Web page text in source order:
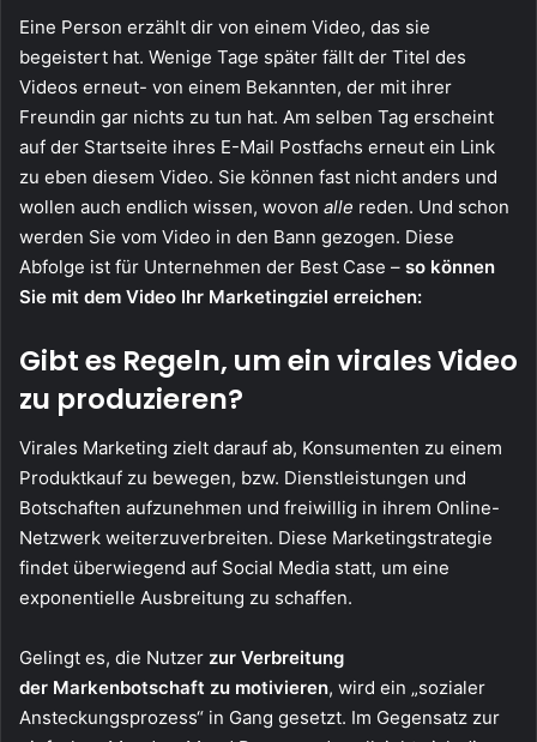
Eine Person erzählt dir von einem Video, das sie
begeistert hat. Wenige Tage später fällt der Titel des
Videos erneut- von einem Bekannten, der mit ihrer
Freundin gar nichts zu tun hat. Am selben Tag erscheint
auf der Startseite ihres E-Mail Postfachs erneut ein Link
zu eben diesem Video. Sie können fast nicht anders und
wollen auch endlich wissen, wovon alle reden. Und schon
werden Sie vom Video in den Bann gezogen. Diese
Abfolge ist für Unternehmen der Best Case – so können
Sie mit dem Video Ihr Marketingziel erreichen:
Gibt es Regeln, um einvirales Video
zu produzieren?
Virales Marketing zielt darauf ab, Konsumenten zu einem
Produktkauf zu bewegen, bzw. Dienstleistungen und
Botschaften aufzunehmen und freiwillig in ihrem Online-
Netzwerk weiterzuverbreiten. Diese Marketingstrategie
findet überwiegend auf Social Media statt, um eine
exponentielle Ausbreitung zu schaffen.
Gelingt es, die Nutzer zur Verbreitung
der Markenbotschaft zu motivieren, wird ein „sozialer
Ansteckungsprozess“ in Gang gesetzt. Im Gegensatz zur